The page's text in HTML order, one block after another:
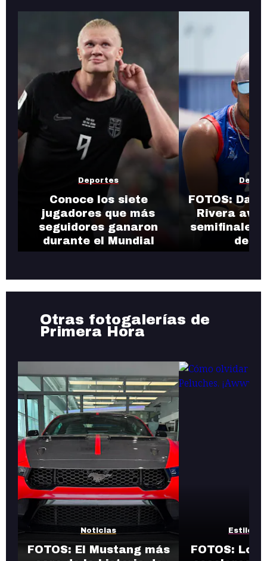
Deportes
Conoce los siete
jugadores que más
seguidores ganaron
durante el Mundial
FOTOS:
Rivera
semifinales
de
Otras fotogalerías de
Primera Hora
Noticias
FOTOS: El Mustang más
Estilos
FOTOS: